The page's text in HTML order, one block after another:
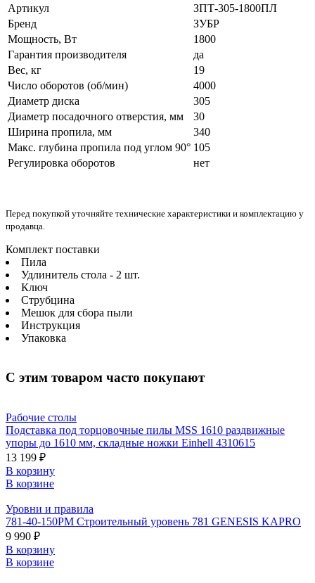
Артикул
ЗПТ-305-1800ПЛ
Бренд
ЗУБР
Мощность, Вт
1800
Гарантия производителя
да
Вес, кг
19
Число оборотов (об/мин)
4000
Диаметр диска
305
Диаметр посадочного отверстия, мм
30
Ширина пропила, мм
340
Макс. глубина пропила под углом 90° 105
Регулировка оборотов
нет
Перед покупкой уточняйте технические характеристики и комплектацию у
продавца.
Комплект поставки
Пила
Удлинитель стола - 2 шт.
Ключ
Струбцина
Мешок для сбора пыли
Инструкция
Упаковка
С этим товаром часто покупают
Рабочие столы
Подставка под торцовочные пилы MSS 1610 раздвижные
упоры до 1610 мм, складные ножки Einhell 4310615
13 199 ₽
В корзину
В корзине
Уровни и правила
781-40-150РМ Строительный уровень 781 GENESIS KAPRO
9 990 ₽
В корзину
В корзине